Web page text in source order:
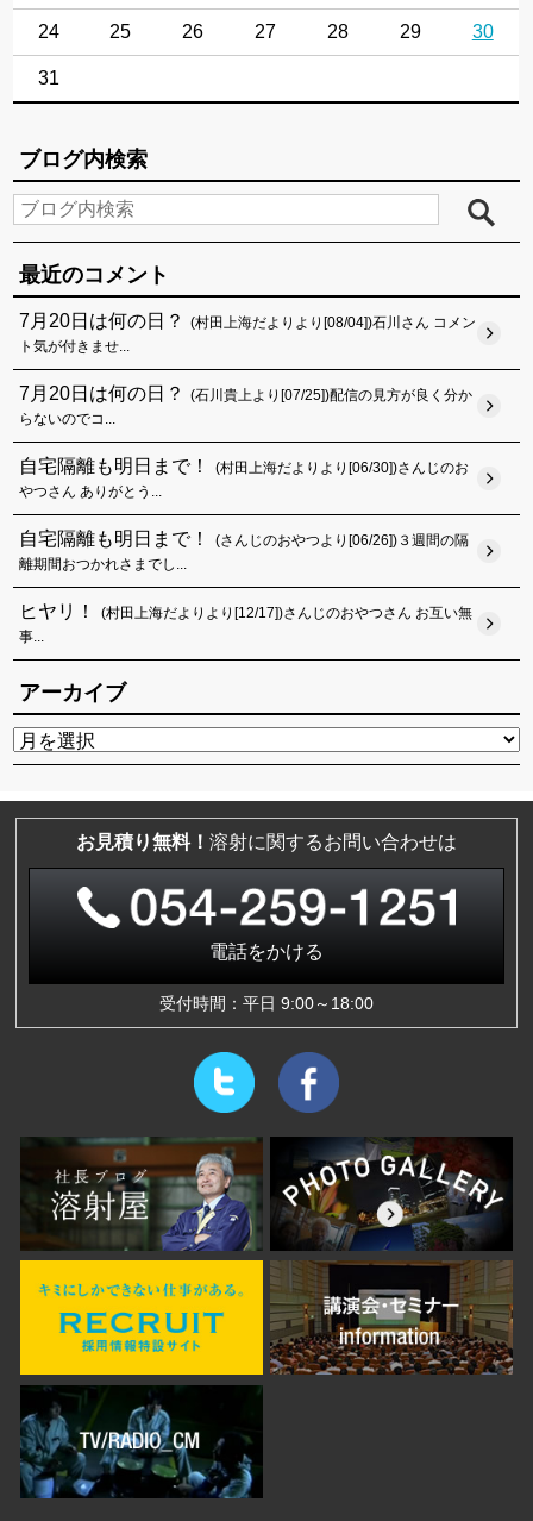
24 25 26 27 28 29 30
31
ブログ内検索
最近のコメント
7月20日は何の日？
(村田上海だよりより[08/04])石川さん コメン
ト気が付きませ...
7月20日は何の日？
(石川貴上より[07/25])配信の見方が良く分か
らないのでコ...
自宅隔離も明日まで！
(村田上海だよりより[06/30])さんじのお
やつさん ありがとう...
自宅隔離も明日まで！
(さんじのおやつより[06/26])３週間の隔
離期間おつかれさまでし...
ヒヤリ！
(村田上海だよりより[12/17])さんじのおやつさん お互い無
事...
アーカイブ
お見積り無料！ 溶射に関するお問い合わせは
電話をかける
受付時間：平日 9:00～18:00